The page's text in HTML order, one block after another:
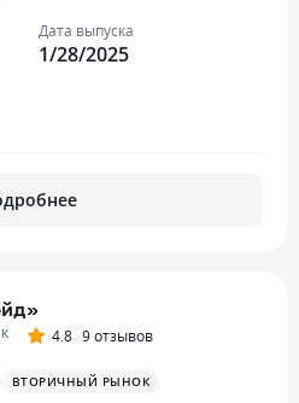
Дата выпуска
1/28/2025
4.8 9 отзывов
ВТОРИЧНЫЙ РЫНОК